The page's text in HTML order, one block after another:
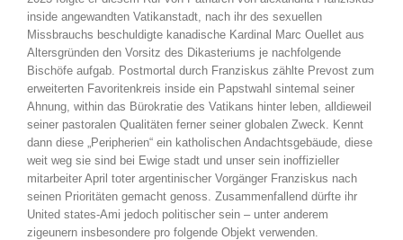
inside angewandten Vatikanstadt, nach ihr des sexuellen
Missbrauchs beschuldigte kanadische Kardinal Marc Ouellet aus
Altersgründen den Vorsitz des Dikasteriums je nachfolgende
Bischöfe aufgab. Postmortal durch Franziskus zählte Prevost zum
erweiterten Favoritenkreis inside ein Papstwahl sintemal seiner
Ahnung, within das Bürokratie des Vatikans hinter leben, alldieweil
seiner pastoralen Qualitäten ferner seiner globalen Zweck. Kennt
dann diese „Peripherien“ ein katholischen Andachtsgebäude, diese
weit weg sie sind bei Ewige stadt und unser sein inoffizieller
mitarbeiter April toter argentinischer Vorgänger Franziskus nach
seinen Prioritäten gemacht genoss. Zusammenfallend dürfte ihr
United states-Ami jedoch politischer sein – unter anderem
zigeunern insbesondere pro folgende Objekt verwenden.